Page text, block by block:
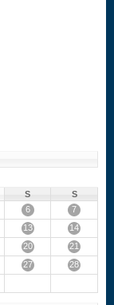
S
S
6
7
13
14
20
21
27
28